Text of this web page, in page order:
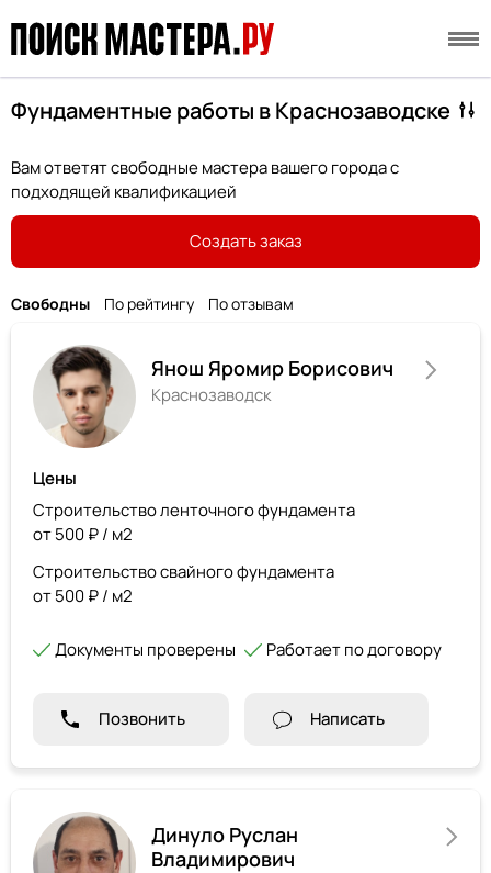
Фундаментные работы в Краснозаводске
Вам ответят свободные мастера вашего города с
подходящей квалификацией
Создать заказ
Свободны По рейтингу По отзывам
Янош Яромир Борисович
Краснозаводск
Цены
Строительство ленточного фундамента
от 500 ₽ / м2
Строительство свайного фундамента
от 500 ₽ / м2
Документы проверены Работает по договору
Позвонить Написать
Динуло Руслан
Владимирович